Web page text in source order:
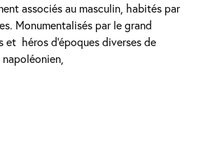
associés au masculin, habités par
Monumentalisés par le grand
et héros d’époques diverses de